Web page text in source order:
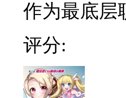
作为最底层
评分: